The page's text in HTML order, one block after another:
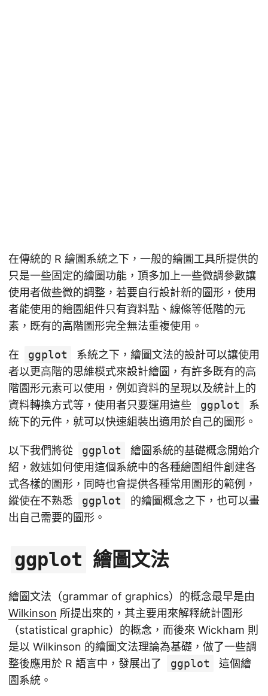
在傳統的 R 繪圖系統之下，一般的繪圖工具所提供的
只是一些固定的繪圖功能，頂多加上一些微調參數讓
使用者做些微的調整，若要自行設計新的圖形，使用
者能使用的繪圖組件只有資料點、線條等低階的元
素，既有的高階圖形完全無法重複使用。
在 ggplot
系統之下，繪圖文法的設計可以讓使用
者以更高階的思維模式來設計繪圖，有許多既有的高
階圖形元素可以使用，例如資料的呈現以及統計上的
資料轉換方式等，使用者只要運用這些
ggplot
系
統下的元件，就可以快速組裝出適用於自己的圖形。
以下我們將從 ggplot
繪圖系統的基礎概念開始介
紹，敘述如何使用這個系統中的各種繪圖組件創建各
式各樣的圖形，同時也會提供各種常用圖形的範例，
縱使在不熟悉
ggplot
的繪圖概念之下，也可以畫
出自己需要的圖形。
ggplot 繪圖文法
繪圖文法（grammar of graphics）的概念最早是由
Wilkinson 所提出來的，其主要用來解釋統計圖形
（statistical graphic）的概念，而後來 Wickham 則
是以 Wilkinson 的繪圖文法理論為基礎，做了一些調
整後應用於 R 語言中，發展出了
ggplot
這個繪
圖系統。